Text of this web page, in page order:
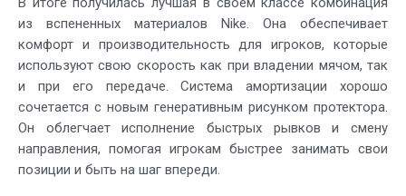
из вспененных материалов Nike. Она обеспечивает
комфорт и производительность для игроков, которые
используют свою скорость как при владении мячом, так
и при его передаче. Система амортизации хорошо
сочетается с новым генеративным рисунком протектора.
Он облегчает исполнение быстрых рывков и смену
направления, помогая игрокам быстрее занимать свои
позиции и быть на шаг впереди.